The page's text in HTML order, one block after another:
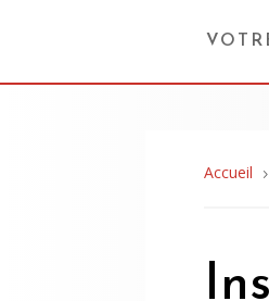
Accueil 5